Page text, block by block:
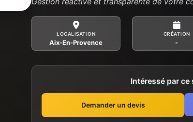
LOCALISATION
Aix-En-Provence
CRÉATION
-
Intéressé par ce
Demander un devis